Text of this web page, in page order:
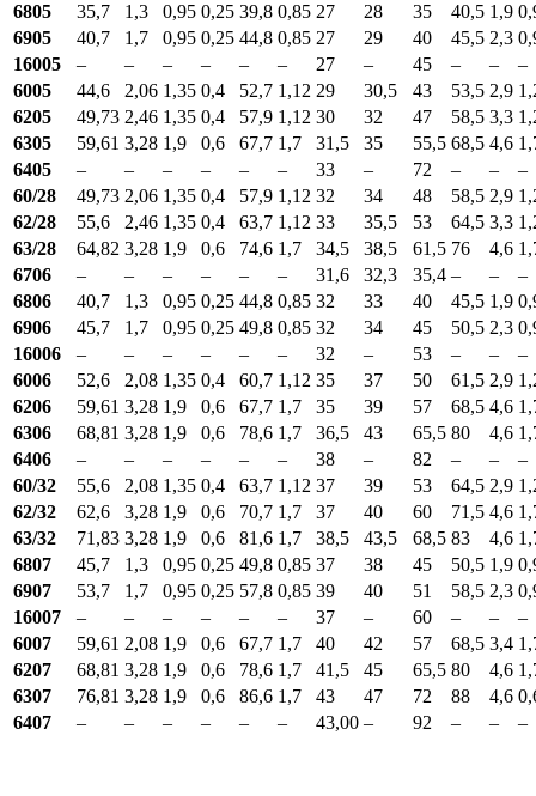
6805
35,7 1,3 0,95 0,25 39,8 0,85 27 28 35 40,5 1,9
6905
40,7 1,7 0,95 0,25 44,8 0,85 27 29 40 45,5 2,3
16005
– – – – – – 27 – 45 – –
–
6005
44,6 2,06 1,35 0,4 52,7 1,12 29 30,5 43 53,5 2,9
6205
49,73 2,46 1,35 0,4 57,9 1,12 30 32 47 58,5 3,3
6305
59,61 3,28 1,9 0,6 67,7 1,7 31,5 35 55,5 68,5 4,6
6405
– – – – – – 33 – 72 – –
–
60/28
49,73 2,06 1,35 0,4 57,9 1,12 32 34 48 58,5 2,9
62/28
55,6 2,46 1,35 0,4 63,7 1,12 33 35,5 53 64,5 3,3
63/28
64,82 3,28 1,9 0,6 74,6 1,7 34,5 38,5 61,5 76 4,6
6706
– – – – – – 31,6 32,3 35,4 – –
–
6806
40,7 1,3 0,95 0,25 44,8 0,85 32 33 40 45,5 1,9
6906
45,7 1,7 0,95 0,25 49,8 0,85 32 34 45 50,5 2,3
16006
– – – – – – 32 – 53 – –
–
6006
52,6 2,08 1,35 0,4 60,7 1,12 35 37 50 61,5 2,9
6206
59,61 3,28 1,9 0,6 67,7 1,7 35 39 57 68,5 4,6
6306
68,81 3,28 1,9 0,6 78,6 1,7 36,5 43 65,5 80 4,6
6406
– – – – – – 38 – 82 – –
–
60/32
55,6 2,08 1,35 0,4 63,7 1,12 37 39 53 64,5 2,9
62/32
62,6 3,28 1,9 0,6 70,7 1,7 37 40 60 71,5 4,6
63/32
71,83 3,28 1,9 0,6 81,6 1,7 38,5 43,5 68,5 83 4,6
6807
45,7 1,3 0,95 0,25 49,8 0,85 37 38 45 50,5 1,9
6907
53,7 1,7 0,95 0,25 57,8 0,85 39 40 51 58,5 2,3
16007
– – – – – – 37 – 60 – –
–
6007
59,61 2,08 1,9 0,6 67,7 1,7 40 42 57 68,5 3,4
6207
68,81 3,28 1,9 0,6 78,6 1,7 41,5 45 65,5 80 4,6
6307
76,81 3,28 1,9 0,6 86,6 1,7 43 47 72 88 4,6
6407
– – – – – – 43,00 – 92 – – –